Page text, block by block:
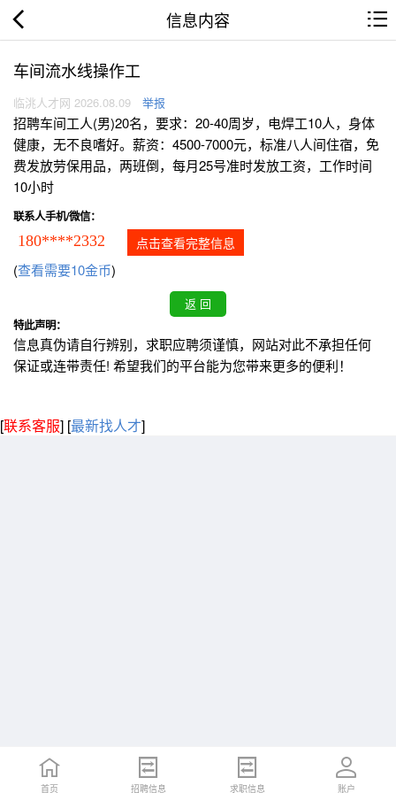
信息内容
车间流水线操作工
临洮人才网 2026.08.09 举报
招聘车间工人(男)20名，要求：20-40周岁，电焊工10人，身体
健康，无不良嗜好。薪资：4500-7000元，标准八人间住宿，免
费发放劳保用品，两班倒，每月25号准时发放工资，工作时间
10小时
联系人手机/微信：
180****2332 点击查看完整信息
(查看需要10金币)
特此声明：
信息真伪请自行辨别，求职应聘须谨慎，网站对此不承担任何
保证或连带责任! 希望我们的平台能为您带来更多的便利！
[联系客服] [最新找人才]
首页 招聘信息 求职信息 账户